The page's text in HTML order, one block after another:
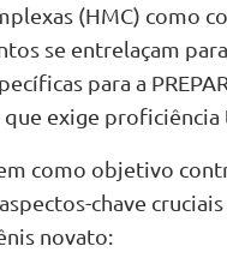
(HMC) como
se entrelaçam
para a
exige proficiência
como objetivo
chave
novato: